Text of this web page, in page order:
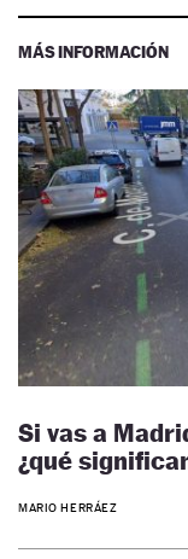
MÁS INFORMACIÓN
Si vas a
¿qué
MARIO HERRÁEZ